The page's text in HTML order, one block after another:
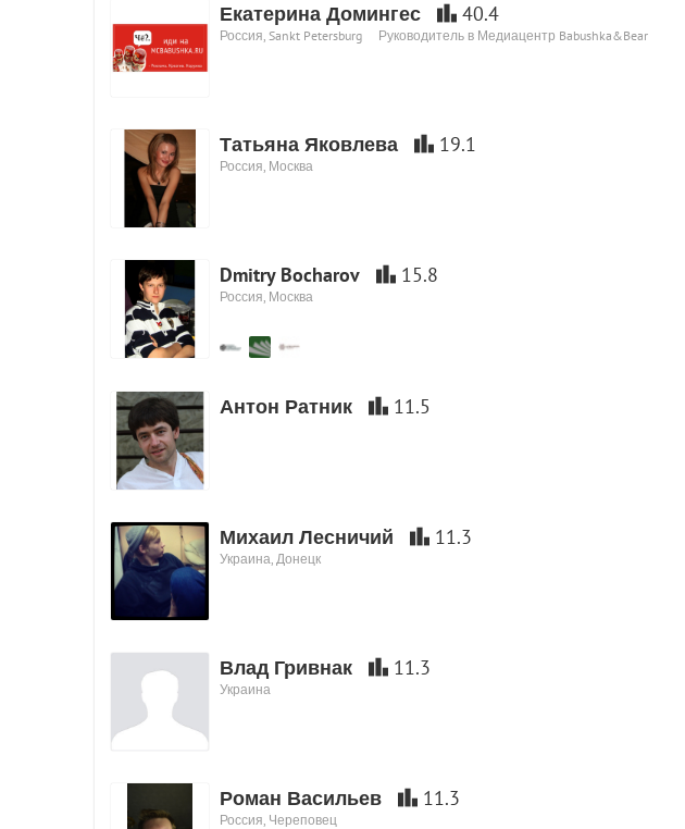
Екатерина Домингес 40.4
Россия, Sankt Petersburg Руководитель в Медиацентр Babushka&Bear
Татьяна Яковлева 19.1
Россия, Москва
Dmitry Bocharov 15.8
Россия, Москва
Антон Ратник 11.5
Михаил Лесничий 11.3
Украина, Донецк
Влад Гривнак 11.3
Украина
Роман Васильев 11.3
Россия, Череповец